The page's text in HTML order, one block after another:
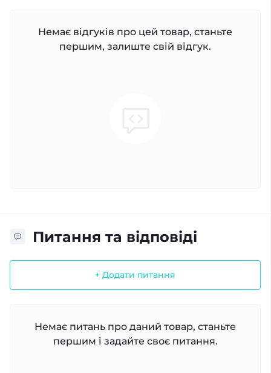
Немає відгуків про цей товар, станьте
першим, залиште свій відгук.
Питання та відповіді
+ Додати питання
Немає питань про даний товар, станьте
першим і задайте своє питання.